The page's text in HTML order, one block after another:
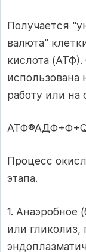
Получается
валюта"
кислота
работу или на
Процесс
этапа.
1. Анаэробное
или гликолиз,